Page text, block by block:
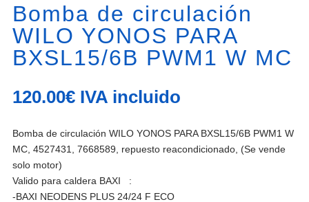
Bomba de circulación
WILO YONOS PARA
BXSL15/6B PWM1 W MC
120.00€ IVA incluido
Bomba de circulación WILO YONOS PARA BXSL15/6B PWM1 W
MC, 4527431, 7668589, repuesto reacondicionado, (Se vende
solo motor)
Valido para caldera BAXI :
-BAXI NEODENS PLUS 24/24 F ECO